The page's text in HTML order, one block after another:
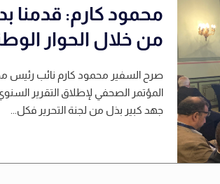
محمود كارم: قدمنا
من خلال الحوار
صرح السفير محمود كارم نائب رئيس
المؤتمر الصحفي لإطلاق التقرير
جهد كبير بذل من لجنة التحرير فكل...